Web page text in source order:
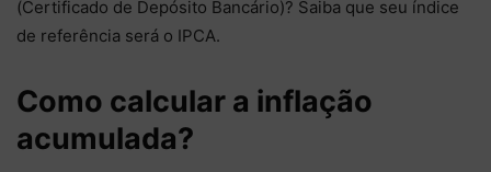
(Certificado de Depósito Bancário)? Saiba que seu índice
de referência será o IPCA.
Como calcular a inflação
acumulada?